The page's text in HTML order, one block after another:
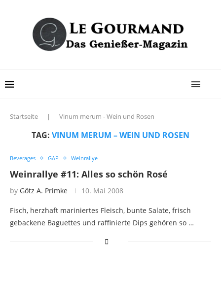
Startseite | Vinum merum - Wein und Rosen
TAG: VINUM MERUM – WEIN UND ROSEN
Beverages GAP Weinrallye
Weinrallye #11: Alles so schön Rosé
by Götz A. Primke 10. Mai 2008
Fisch, herzhaft mariniertes Fleisch, bunte Salate, frisch
gebackene Baguettes und raffinierte Dips gehören so …